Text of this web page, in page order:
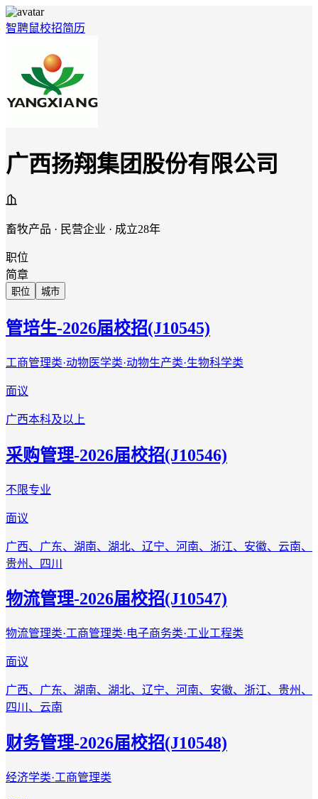
智聘鼠校招简历
广西扬翔集团股份有限公司
畜牧产品 · 民营企业 · 成立28年
职位
简章
职位 城市
管培生-2026届校招(J10545)
工商管理类·动物医学类·动物生产类·生物科学类
面议
广西本科及以上
采购管理-2026届校招(J10546)
不限专业
面议
广西、广东、湖南、湖北、辽宁、河南、浙江、安徽、云南、
贵州、四川
物流管理-2026届校招(J10547)
物流管理类·工商管理类·电子商务类·工业工程类
面议
广西、广东、湖南、湖北、辽宁、河南、安徽、浙江、贵州、
四川、云南
财务管理-2026届校招(J10548)
经济学类·工商管理类